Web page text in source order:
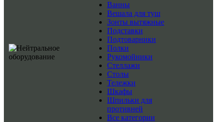
Ванны
Вешала для туш
Зонты вытяжные
Подставки
Подтоварники
Полки
Рукомойники
Стеллажи
Столы
Тележки
Шкафы
Шпильки для
противней
Все категории